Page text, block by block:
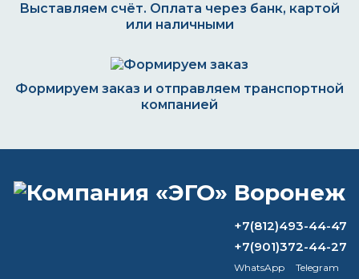
Выставляем счёт. Оплата через банк, картой
или наличными
Формируем заказ и отправляем транспортной
компанией
ВОПРОС-ОТВЕТ
Эпоксидная или полиуретановая
+7(812)493-44-47
+7(901)372-44-27
WhatsApp
Telegram